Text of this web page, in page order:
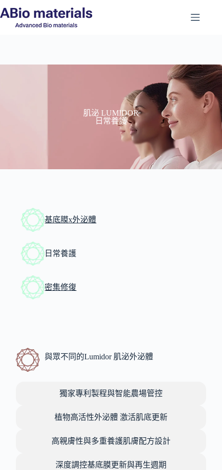
肌泌 LUMIDOR
日常養護
基底膜x外泌體
日常養護
密集修復
與眾不同的Lumidor 肌泌外泌體
獨家專利製程與智能農場管控
植物高活性外泌體 激活肌底更新
高親膚性與多重養護肌膚配方設計
深度調控基底膜更新與再生週期